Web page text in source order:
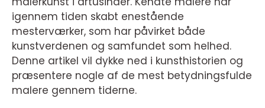
igennem tiden skabt enestående
mesterværker, som har påvirket både
kunstverdenen og samfundet som helhed.
Denne artikel vil dykke ned i kunsthistorien og
præsentere nogle af de mest betydningsfulde
malere gennem tiderne.